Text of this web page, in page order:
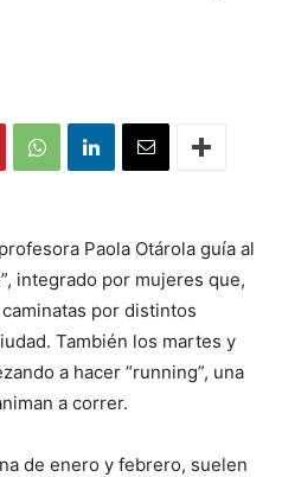
Paola Otárola guía al
integrado por mujeres que,
por distintos
También los martes y
a hacer “running”, una
a correr.
de enero y febrero, suelen